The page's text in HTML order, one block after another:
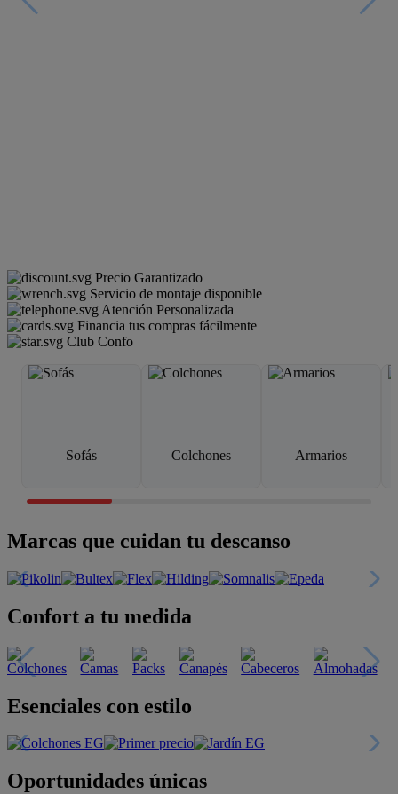
Precio Garantizado
Servicio de montaje disponible
Atención Personalizada
Financia tus compras fácilmente
Club Confo
Sofás Colchones Armarios
Marcas que cuidan tu descanso
Confort a tu medida
Esenciales con estilo
Oportunidades únicas